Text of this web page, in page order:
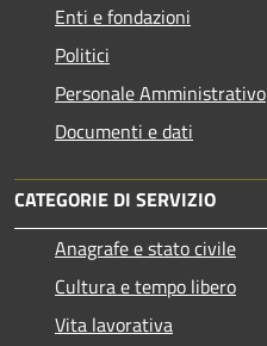
Enti e fondazioni
Politici
Personale Amministrativo
Documenti e dati
CATEGORIE DI SERVIZIO
Anagrafe e stato civile
Cultura e tempo libero
Vita lavorativa